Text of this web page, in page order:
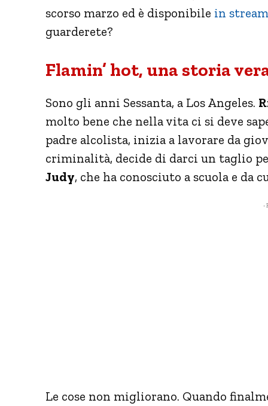
scorso marzo ed è disponibile in
guarderete?
Flamin’ hot, una storia
Sono gli anni Sessanta, a Los Angeles.
molto bene che nella vita ci si deve
padre alcolista, inizia a lavorare da
criminalità, decide di darci un taglio
Judy, che ha conosciuto a scuola e da
-
Le cose non migliorano. Quando